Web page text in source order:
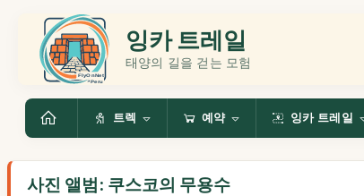
잉카 트레일
태양의 길을 걷는 모험
트렉 예약 잉카 트레일
사진 앨범: 쿠스코의 무용수